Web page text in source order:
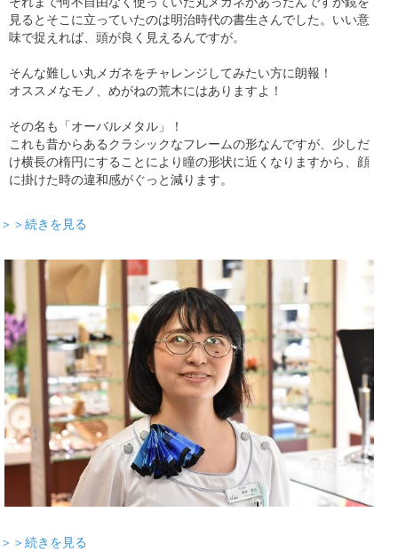
見るとそこに立っていたのは明治時代の書生さんでした。いい意
味で捉えれば、頭が良く見えるんですが。
そんな難しい丸メガネをチャレンジしてみたい方に朗報！
オススメなモノ、めがねの荒木にはありますよ！
その名も「オーバルメタル」！
これも昔からあるクラシックなフレームの形なんですが、少しだ
け横長の楕円にすることにより瞳の形状に近くなりますから、顔
に掛けた時の違和感がぐっと減ります。
＞＞続きを見る
＞＞続きを見る